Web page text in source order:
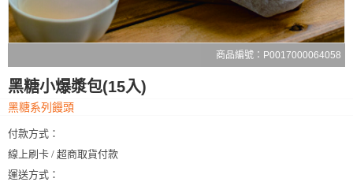
商品編號：P0017000064058
黑糖小爆漿包(15入)
黑糖系列饅頭
付款方式：
線上刷卡 / 超商取貨付款
運送方式：